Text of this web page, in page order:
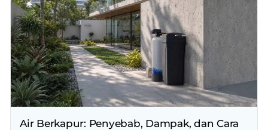
Air Berkapur: Penyebab, Dampak, dan Cara